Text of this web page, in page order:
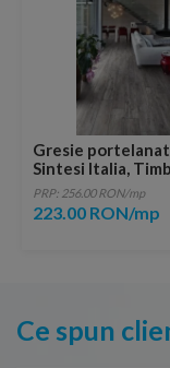
Gresie
Sintesi Italia,
Grigio Rectificata
cm
PRP: 256.00 RON/mp
223.00 RON/mp
Ce spun